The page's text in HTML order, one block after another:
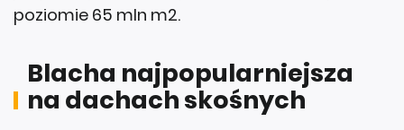
poziomie 65 mln m2.
Blacha najpopularniejsza
na dachach skośnych